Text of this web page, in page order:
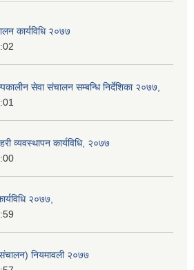
कार्यविधि २०७७
सेवा संचालन सम्बन्धि निर्देशिका २०७७,
व्यवस्थापन कार्यविधि, २०७७
२०७७,
नियमावली २०७७